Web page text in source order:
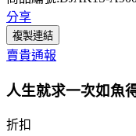
分享
複製連結
賣貴通報
人生就求一次如魚
折扣